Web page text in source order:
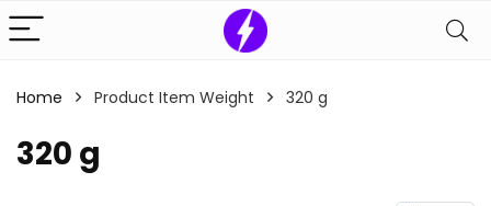
Home Product Item Weight ‎320 g
‎320 g